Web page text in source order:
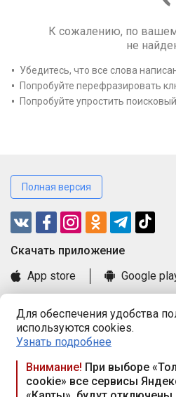
Для обеспечения удобства
используются cookies.
Узнать подробнее
Внимание! При выборе
cookie» все сервисы
К сожалению, по
не
Убедитесь, что все слова
Попробуйте перефразировать
Попробуйте упростить
Полная версия
Cкачать приложение
App store
Google
Книга замечаний и предложений
Правила и документы
Praca.by © 2000—2026, ООО
Республика Беларусь, 220114, г.
117а, пом. № 9.